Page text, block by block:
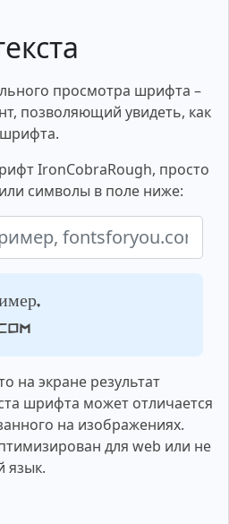
просмотра шрифта –
позволяющий увидеть, как
шрифта.
IronCobraRough, просто
символы в поле ниже:
на экране результат
шрифта может отличается
на изображениях.
для web или не
язык.